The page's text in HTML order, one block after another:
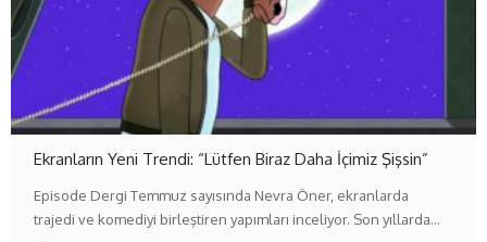
Ekranların Yeni Trendi: “Lütfen Biraz Daha İçimiz Şişsin”
Episode Dergi Temmuz sayısında Nevra Öner, ekranlarda
trajedi ve komediyi birleştiren yapımları inceliyor. Son yıllarda…